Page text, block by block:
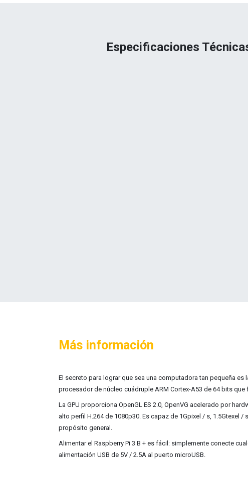
Especificaciones
Más información
El secreto para lograr que sea una computadora tan pequeña es
procesador de núcleo cuádruple ARM Cortex-A53 de 64 bits que
La GPU proporciona OpenGL ES 2.0, OpenVG acelerado por
alto perfil H.264 de 1080p30. Es capaz de 1Gpixel / s, 1.5Gtexel /
propósito general.
Alimentar el Raspberry Pi 3 B + es fácil: simplemente conecte
alimentación USB de 5V / 2.5A al puerto microUSB.